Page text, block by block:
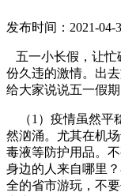
发布时间：2021-04-
五一小长假，让忙
份久违的激情。出
给大家说说五一假
（1）疫情虽然平
然汹涌。尤其在机
毒液等防护用品。
身边的人来自哪里
全的省市游玩，不